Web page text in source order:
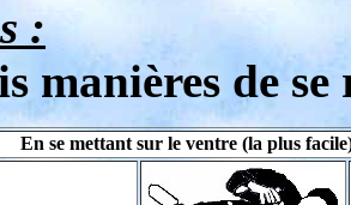
:
manières de se
En se mettant sur le ventre (la plus